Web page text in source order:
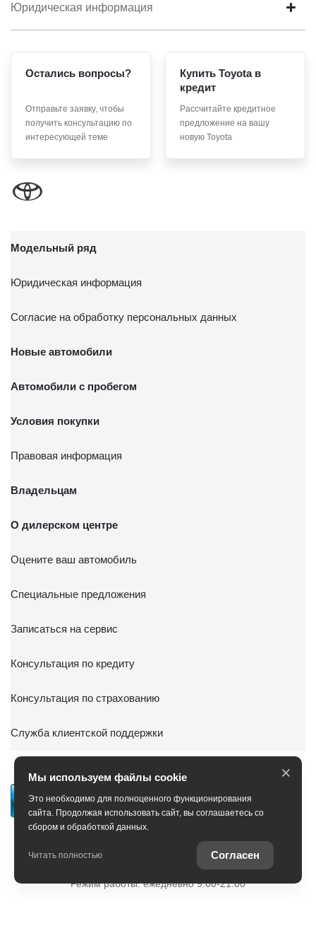
я продлил срок действия своего согласия на обработку
письменного заявления Обществу заказным почтовым
Московская обл., г. о. Мытищи, п. Вёшки, МКАД 84-й км,
ТПЗ «Алтуфьево», вл. 5, стр. 1.
Юридическая информация
Остались вопросы?
Отправьте заявку, чтобы
получить консультацию по
интересующей теме
Купить Toyota в
кредит
Рассчитайте кредитное
предложение на вашу
новую Toyota
Модельный ряд
Юридическая информация
Согласие на обработку персональных данных
Новые автомобили
Автомобили с пробегом
Условия покупки
Правовая информация
Владельцам
О дилерском центре
Оцените ваш автомобиль
Специальные предложения
Записаться на сервис
Консультация по кредиту
Консультация по страхованию
Служба клиентской поддержки
+7 (351) 701-32-83
Режим работы: ежедневно 9:00-21:00
Мы используем файлы cookie
Это необходимо для полноценного функционирования
сайта. Продолжая использовать сайт, вы соглашаетесь со
сбором и обработкой данных.
Читать полностью Согласен
×